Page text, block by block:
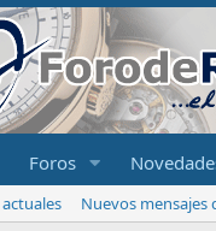
Foros
Nuevos mensajes